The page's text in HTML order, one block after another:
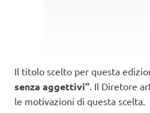
Il titolo scelto per questa
senza aggettivi” . Il Diretore
le motivazioni di questa scelta.